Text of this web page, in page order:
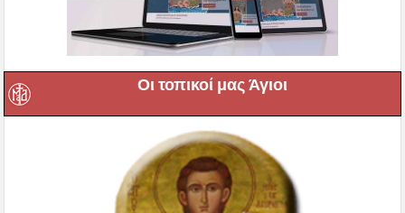
Οι τοπικοί μας Άγιοι